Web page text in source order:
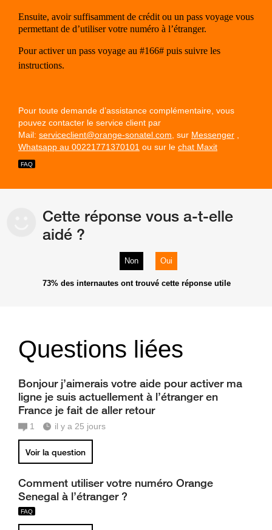
Ensuite, avoir suffisamment de crédit ou un pass voyage vous
permettant de d’utiliser votre numéro à l’étranger.
Pour activer un pass voyage au #166# puis suivre les
instructions.
Pour toute demande d’assistance complémentaire, vous
pouvez contacter le service client par
Mail: serviceclient@orange-sonatel.com , sur Messenger
Whatsapp au 00221771370101 ou sur le chat Maxit
Cette réponse vous a-t-elle
aidé ?
Non Oui
73% des internautes ont trouvé cette réponse utile
Questions liées
Bonjour j’aimerais votre aide pour activer ma
ligne je suis actuellement à l’étranger en
France je fait de aller retour
1 il y a 25 jours
Voir la question
Comment utiliser votre numéro Orange
Senegal à l’étranger ?